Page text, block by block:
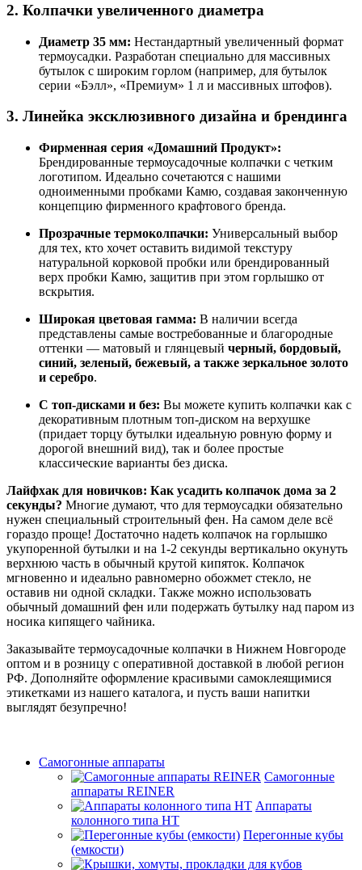
2. Колпачки увеличенного диаметра
Диаметр 35 мм: Нестандартный увеличенный формат
термоусадки. Разработан специально для массивных
бутылок с широким горлом (например, для бутылок
серии «Бэлл», «Премиум» 1 л и массивных штофов).
3. Линейка эксклюзивного дизайна и брендинга
Фирменная серия «Домашний Продукт»:
Брендированные термоусадочные колпачки с четким
логотипом. Идеально сочетаются с нашими
одноименными пробками Камю, создавая законченную
концепцию фирменного крафтового бренда.
Прозрачные термоколпачки: Универсальный выбор
для тех, кто хочет оставить видимой текстуру
натуральной корковой пробки или брендированный
верх пробки Камю, защитив при этом горлышко от
вскрытия.
Широкая цветовая гамма: В наличии всегда
представлены самые востребованные и благородные
оттенки — матовый и глянцевый черный, бордовый,
синий, зеленый, бежевый, а также зеркальное золото
и серебро.
С топ-дисками и без: Вы можете купить колпачки как с
декоративным плотным топ-диском на верхушке
(придает торцу бутылки идеальную ровную форму и
дорогой внешний вид), так и более простые
классические варианты без диска.
Лайфхак для новичков: Как усадить колпачок дома за 2
секунды? Многие думают, что для термоусадки обязательно
нужен специальный строительный фен. На самом деле всё
гораздо проще! Достаточно надеть колпачок на горлышко
укупоренной бутылки и на 1-2 секунды вертикально окунуть
верхнюю часть в обычный крутой кипяток. Колпачок
мгновенно и идеально равномерно обожмет стекло, не
оставив ни одной складки. Также можно использовать
обычный домашний фен или подержать бутылку над паром из
носика кипящего чайника.
Заказывайте термоусадочные колпачки в Нижнем Новгороде
оптом и в розницу с оперативной доставкой в любой регион
РФ. Дополняйте оформление красивыми самоклеящимися
этикетками из нашего каталога, и пусть ваши напитки
выглядят безупречно!
Самогонные аппараты
Самогонные
аппараты REINER
Аппараты
колонного типа НТ
Перегонные кубы
(емкости)